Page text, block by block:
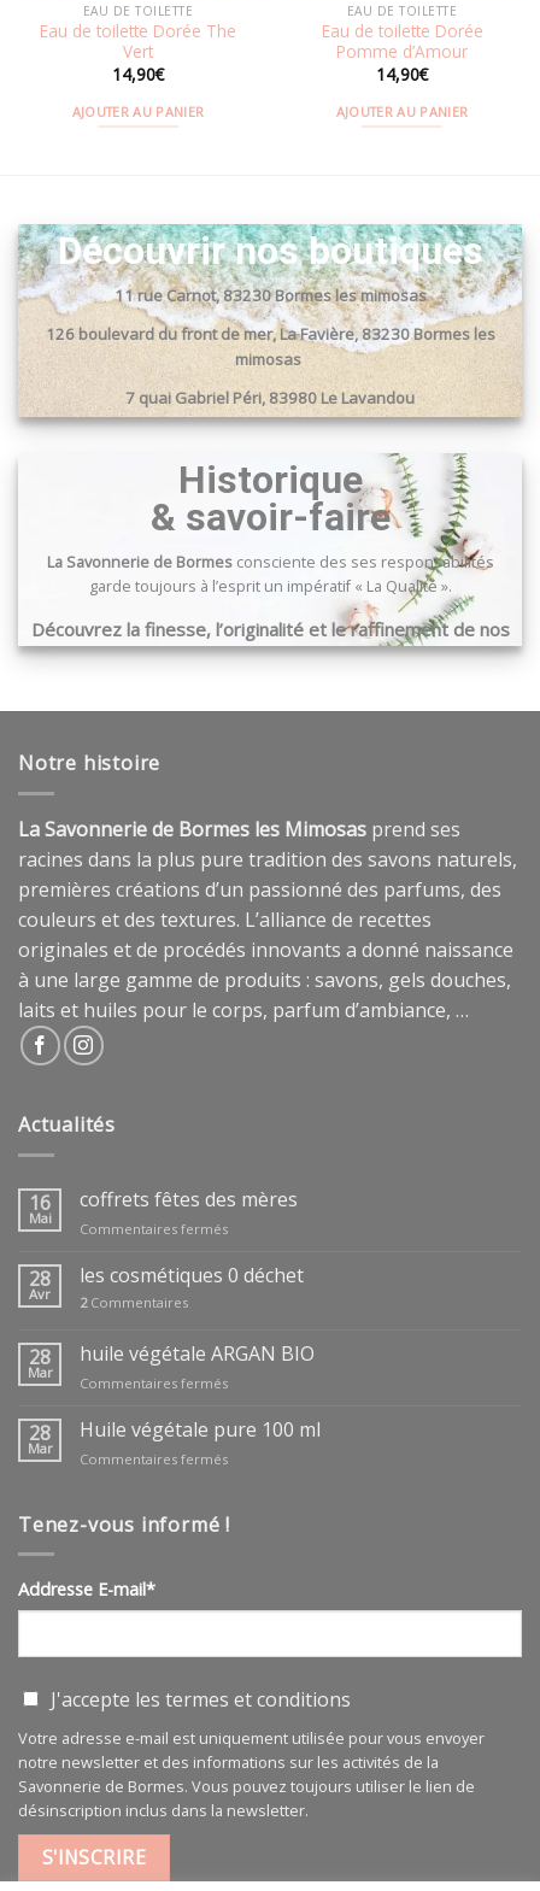
EAU DE TOILETTE
Eau de toilette Dorée The
Vert
14,90€
AJOUTER AU PANIER
EAU DE TOILETTE
Eau de toilette Dorée
Pomme d’Amour
14,90€
AJOUTER AU PANIER
Découvrir nos boutiques
11 rue Carnot, 83230 Bormes les mimosas
126 boulevard du front de mer, La Favière, 83230 Bormes les
mimosas
7 quai Gabriel Péri, 83980 Le Lavandou
Historique
& savoir-faire
La Savonnerie de Bormesconsciente des ses responsabilités
garde toujours à l’esprit un impératif « La Qualité ».
Découvrez la finesse, l’originalité et le raffinement de nos
produits …
Notre histoire
La Savonnerie de Bormes les Mimosas prend ses
racines dans la plus pure tradition des savons naturels,
premières créations d’un passionné des parfums, des
couleurs et des textures. L’alliance de recettes
originales et de procédés innovants a donné naissance
à une large gamme de produits : savons, gels douches,
laits et huiles pour le corps, parfum d’ambiance, …
Actualités
16
Mai
coffrets fêtes des mères
Commentaires ferméssur
fêtes
des
28
Avr
les cosmétiques 0 déchet
2Commentaires
28
Mar
huile végétale ARGAN BIO
Commentaires ferméssur
végétale
ARGAN
BIO
28
Mar
Huile végétale pure 100 ml
Commentaires ferméssur
pure
Tenez-vous informé !
Addresse E-mail*
J'accepte les termes et conditions
Votre adresse e-mail est uniquement utilisée pour vous envoyer
notre newsletter et des informations sur les activités de la
Savonnerie de Bormes. Vous pouvez toujours utiliser le lien de
désinscription inclus dans la newsletter.